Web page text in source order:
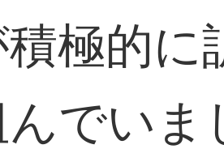
極的に
でいま